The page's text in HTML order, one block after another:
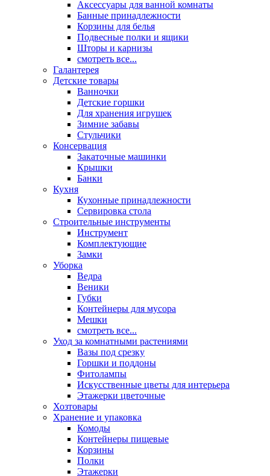
Аксессуары для ванной комнаты
Банные принадлежности
Корзины для белья
Подвесные полки и ящики
Шторы и карнизы
смотреть все...
Галантерея
Детские товары
Ванночки
Детские горшки
Для хранения игрушек
Зимние забавы
Стульчики
Консервация
Закаточные машинки
Крышки
Банки
Кухня
Кухонные принадлежности
Сервировка стола
Строительные инструменты
Инструмент
Комплектующие
Замки
Уборка
Ведра
Веники
Губки
Контейнеры для мусора
Мешки
смотреть все...
Уход за комнатными растениями
Вазы под срезку
Горшки и поддоны
Фитолампы
Искусственные цветы для интерьера
Этажерки цветочные
Хозтовары
Хранение и упаковка
Комоды
Контейнеры пищевые
Корзины
Полки
Этажерки